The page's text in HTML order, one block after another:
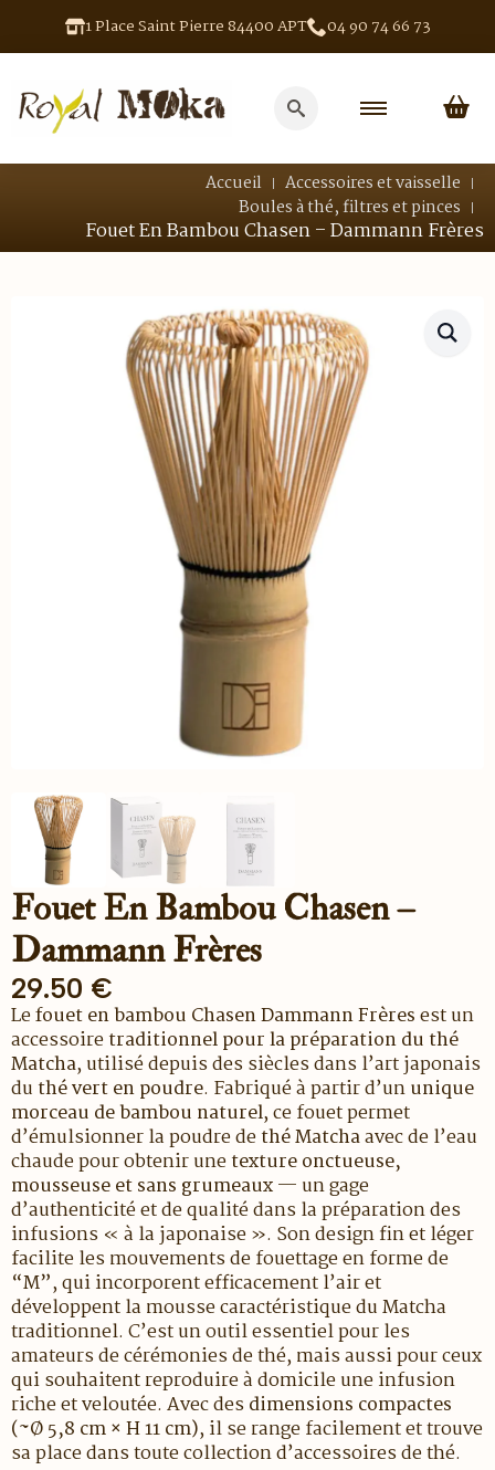
1 Place Saint Pierre 84400 APT 04 90 74 66 73
for:
Accueil
Accessoires et vaisselle
Boules à thé, filtres et pinces
Fouet En Bambou Chasen – Dammann Frères
Fouet En Bambou Chasen –
Dammann Frères
29.50 €
Lefouet en bambou Chasen Dammann Frèresest un
accessoiretraditionnel pour la préparation du thé
Matcha, utilisé depuis des siècles dans l’art japonais
duthé vert en poudre. Fabriqué à partir d’ununique
morceau de bambou naturel, ce fouet permet
d’émulsionner la poudre dethé Matchaavec de l’eau
chaude pour obtenir unetexture onctueuse,
mousseuse et sans grumeaux— un gage
d’authenticité et de qualité dans la préparation des
infusions « à la japonaise ». Son design fin et léger
facilite les mouvements de fouettage en forme de
“M”, qui incorporent efficacement l’air et
développent la mousse caractéristique du Matcha
traditionnel. C’est un outil essentiel pour les
amateurs de cérémonies de thé, mais aussi pour ceux
qui souhaitent reproduire à domicile une infusion
riche et veloutée. Avec desdimensions compactes
(~Ø 5,8 cm × H 11 cm), il se range facilement et trouve
sa place dans toute collection d’accessoires de thé.